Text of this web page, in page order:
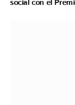
social con el